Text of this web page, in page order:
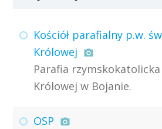
Kościół parafialny p.w.
Królowej
Parafia rzymskokatolicka
Królowej w Bojanie.
OSP